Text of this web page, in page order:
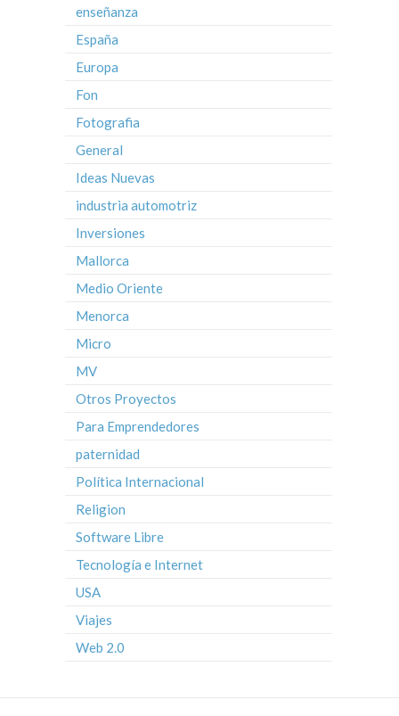
enseñanza
España
Europa
Fon
Fotografia
General
Ideas Nuevas
industria automotriz
Inversiones
Mallorca
Medio Oriente
Menorca
Micro
MV
Otros Proyectos
Para Emprendedores
paternidad
Política Internacional
Religion
Software Libre
Tecnología e Internet
USA
Viajes
Web 2.0